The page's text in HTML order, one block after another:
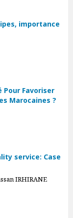
importance
Pour Favoriser
Marocaines ?
service: Case
IRHIRANE